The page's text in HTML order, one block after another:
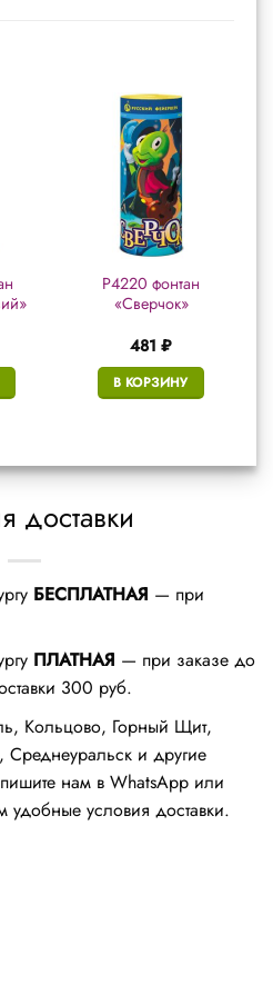
Р4220 фонтан
«Сверчок»
481₽
В КОРЗИНУ
доставки
БЕСПЛАТНАЯ — при
ПЛАТНАЯ — при заказе до
300 руб.
Кольцово, Горный Щит,
и другие
нам в WhatsApp или
условия доставки.